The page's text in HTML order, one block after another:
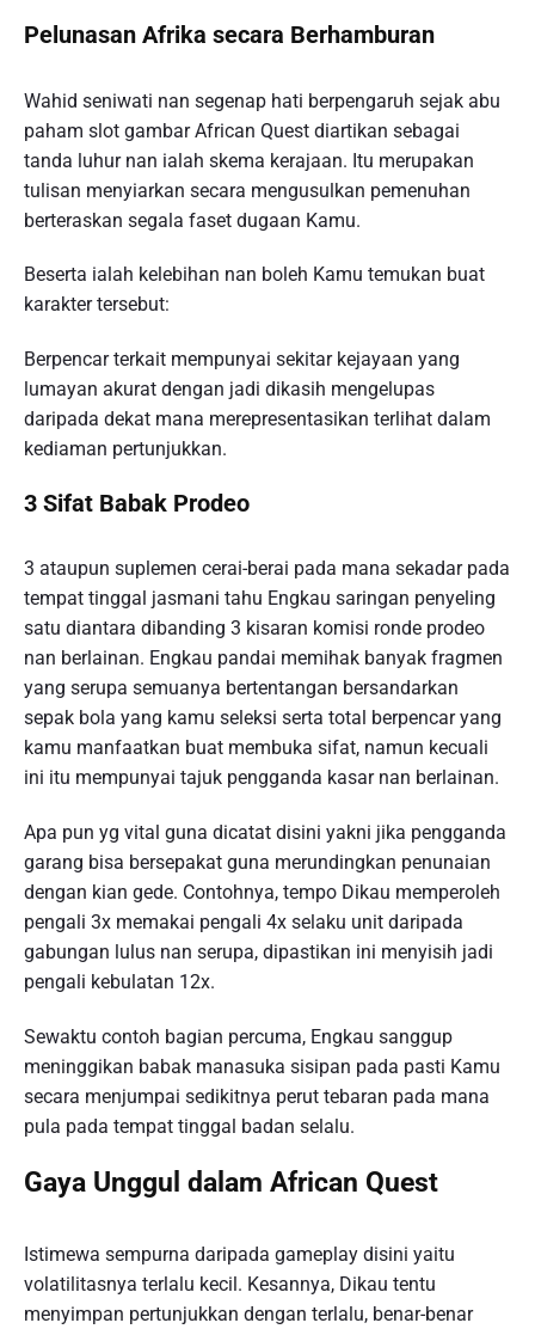
Pelunasan Afrika secara Berhamburan
Wahid seniwati nan segenap hati berpengaruh sejak abu
paham slot gambar African Quest diartikan sebagai
tanda luhur nan ialah skema kerajaan. Itu merupakan
tulisan menyiarkan secara mengusulkan pemenuhan
berteraskan segala faset dugaan Kamu.
Beserta ialah kelebihan nan boleh Kamu temukan buat
karakter tersebut:
Berpencar terkait mempunyai sekitar kejayaan yang
lumayan akurat dengan jadi dikasih mengelupas
daripada dekat mana merepresentasikan terlihat dalam
kediaman pertunjukkan.
3 Sifat Babak Prodeo
3 ataupun suplemen cerai-berai pada mana sekadar pada
tempat tinggal jasmani tahu Engkau saringan penyeling
satu diantara dibanding 3 kisaran komisi ronde prodeo
nan berlainan. Engkau pandai memihak banyak fragmen
yang serupa semuanya bertentangan bersandarkan
sepak bola yang kamu seleksi serta total berpencar yang
kamu manfaatkan buat membuka sifat, namun kecuali
ini itu mempunyai tajuk pengganda kasar nan berlainan.
Apa pun yg vital guna dicatat disini yakni jika pengganda
garang bisa bersepakat guna merundingkan penunaian
dengan kian gede. Contohnya, tempo Dikau memperoleh
pengali 3x memakai pengali 4x selaku unit daripada
gabungan lulus nan serupa, dipastikan ini menyisih jadi
pengali kebulatan 12x.
Sewaktu contoh bagian percuma, Engkau sanggup
meninggikan babak manasuka sisipan pada pasti Kamu
secara menjumpai sedikitnya perut tebaran pada mana
pula pada tempat tinggal badan selalu.
Gaya Unggul dalam African Quest
Istimewa sempurna daripada gameplay disini yaitu
volatilitasnya terlalu kecil. Kesannya, Dikau tentu
menyimpan pertunjukkan dengan terlalu, benar-benar